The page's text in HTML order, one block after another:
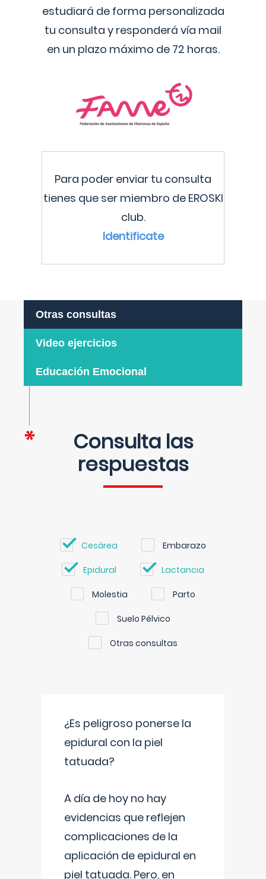
estudiará de forma personalizada
tu consulta y responderá vía mail
en un plazo máximo de 72 horas.
Para poder enviar tu consulta
tienes que ser miembro de EROSKI
club.
Identificate
Otras consultas
Video ejercicios
Educación Emocional
Consulta las
respuestas
Cesárea Embarazo
Epidural Lactancia
Molestia Parto
Suelo Pélvico
Otras consultas
¿Es peligroso ponerse la
epidural con la piel
tatuada?
A día de hoy no hay
evidencias que reflejen
complicaciones de la
aplicación de epidural en
piel tatuada. Pero, en